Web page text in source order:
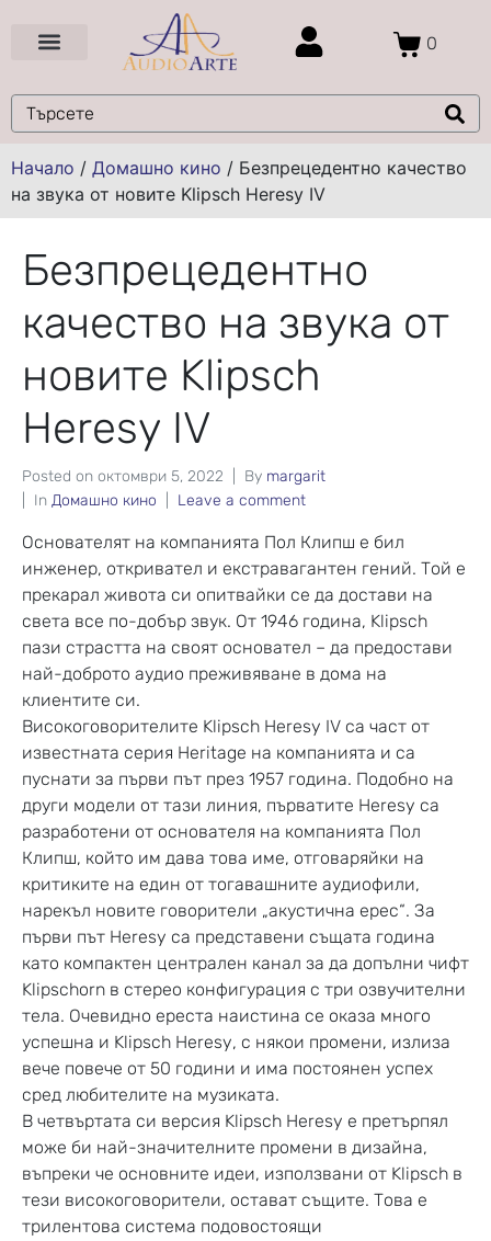
0
Начало / Домашно кино / Безпрецедентно качество
на звука от новите Klipsch Heresy IV
Безпрецедентно
качество на звука от
новите Klipsch
Heresy IV
Posted on октомври 5, 2022 By margarit
In Домашно кино Leave a comment
Основателят на компанията Пол Клипш е бил
инженер, откривател и екстравагантен гений. Той е
прекарал живота си опитвайки се да достави на
света все по-добър звук. От 1946 година, Klipsch
пази страстта на своят основател – да предостави
най-доброто аудио преживяване в дома на
клиентите си.
Високоговорителите Klipsch Heresy IV са част от
известната серия Heritage на компанията и са
пуснати за първи път през 1957 година. Подобно на
други модели от тази линия, първатите Heresy са
разработени от основателя на компанията Пол
Клипш, който им дава това име, отговаряйки на
критиките на един от тогавашните аудиофили,
нарекъл новите говорители „акустична ерес“. За
първи път Heresy са представени същата година
като компактен централен канал за да допълни чифт
Klipschorn в стерео конфигурация с три озвучителни
тела. Очевидно ереста наистина се оказа много
успешна и Klipsch Heresy, с някои промени, излиза
вече повече от 50 години и има постоянен успех
сред любителите на музиката.
В четвъртата си версия Klipsch Heresy е претърпял
може би най-значителните промени в дизайна,
въпреки че основните идеи, използвани от Klipsch в
тези високоговорители, остават същите. Това е
трилентова система подовостоящи